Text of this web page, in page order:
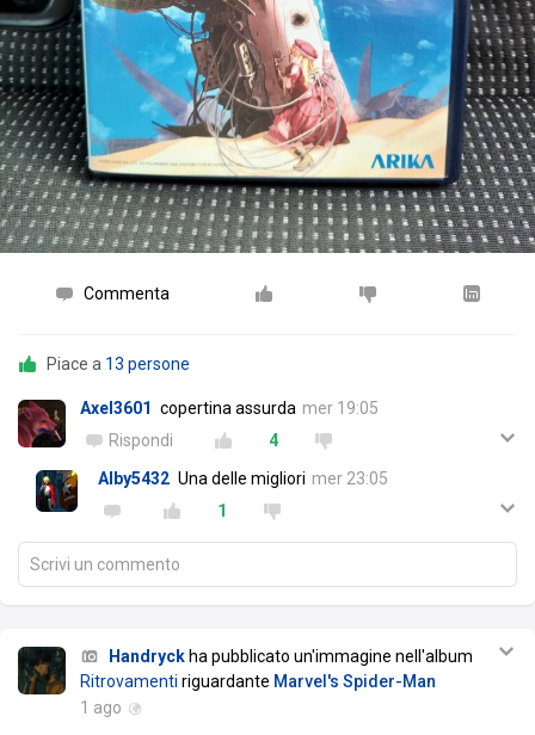
Commenta
Piace a 13 persone
Axel3601 copertina assurda mer 19:05
Rispondi
4
Alby5432 Una delle migliori mer 23:05
1
Scrivi un commento
Handryck ha pubblicato un'immagine nell'album
Ritrovamenti riguardante Marvel's Spider-Man
1 ago